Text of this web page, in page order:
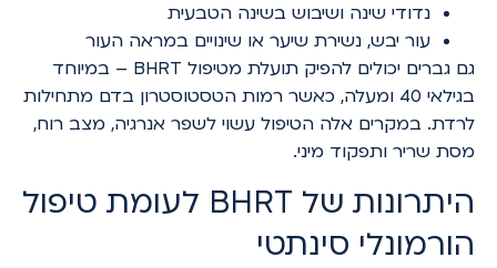
נדודי שינה ושיבוש בשינה הטבעית
עור יבש, נשירת שיער או שינויים במראה העור
גם גברים יכולים להפיק תועלת מטיפול BHRT – במיוחד
בגילאי 40 ומעלה, כאשר רמות הטסטוסטרון בדם מתחילות
לרדת. במקרים אלה הטיפול עשוי לשפר אנרגיה, מצב רוח,
מסת שריר ותפקוד מיני.
היתרונות של BHRT לעומת טיפול
הורמונלי סינתטי